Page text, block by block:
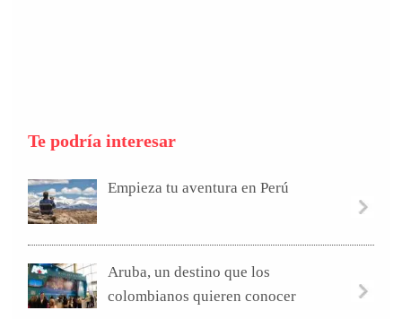
Te podría interesar
Empieza tu aventura en Perú
Aruba, un destino que los
colombianos quieren conocer